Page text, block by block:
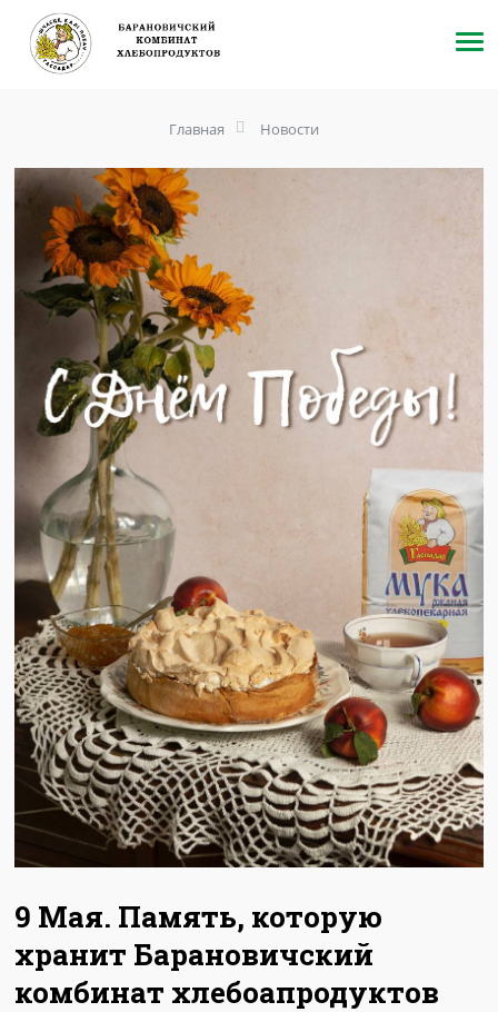
Главная Новости
9 Мая. Память, которую
хранит Барановичский
комбинат хлебоапродуктов